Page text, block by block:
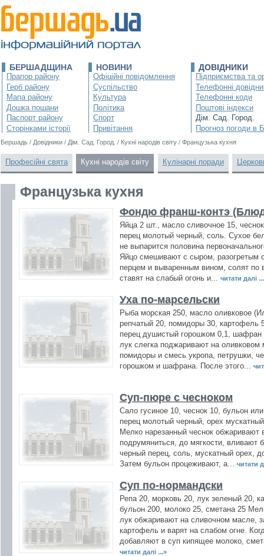
БЕРШАДЩИНА
Прапор району
Герб району
Мапа району
Дошка пошани
Паспорт району
Сторінками історії
НОВИНИ
Офіційні повідомлення
Суспільство
Культура
Політика
Спорт
Привітання
ДОВІДНИКИ
Підприємства та
Телефонні
Телефонні коди
Поштові індекси
Дім. Сад. Город.
Прогноз погоди в
Бершадь / Довідники / Дім. Сад. Город. / Кухні народів світу / Французька кухня
Професійні свята Кухні народів світу Кулінарні поради
Французька кухня
Фондю франш-контэ
Яйца 2 шт., масло сливочное 15,
перец молотый черный, соль. Сухое
не выпарится половина
Яйцо смешивают с сыром,
перцем и вываренным вином, солят по
ставят на слабый огонь и...
читати далі
Уха по-марсельски
Рыба морская 250, масло оливковое
репчатый 20, помидоры 30, картофель
перец душистый горошком 0,1,
лук слегка поджаривают на
помидоры и смесь укропа, петрушки,
горошком и шафрана. После этого...
Суп-пюре с чесноком
Сало гусиное 10, чеснок 10, бульон
перец молотый черный, орех
Мелко нарезанный чеснок
подрумяниться, до мягкости, вливают
черный перец, соль, мускатный орех,
Затем бульон процеживают, а...
читати
Суп по-нормандски
Репа 20, морковь 20, лук зеленый 20,
бульон 200, молоко 25, сметана 25
лук обжаривают на сливочном масле,
картофель и варят на слабом огне.
добавляют в суп кипящее молоко,
читати далі ...»